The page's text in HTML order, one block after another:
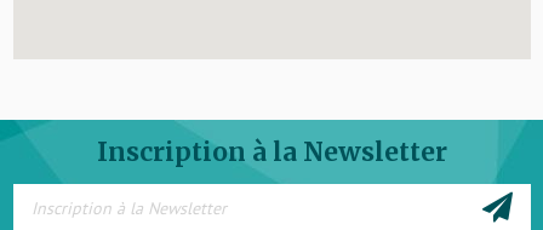
Inscription à la Newsletter